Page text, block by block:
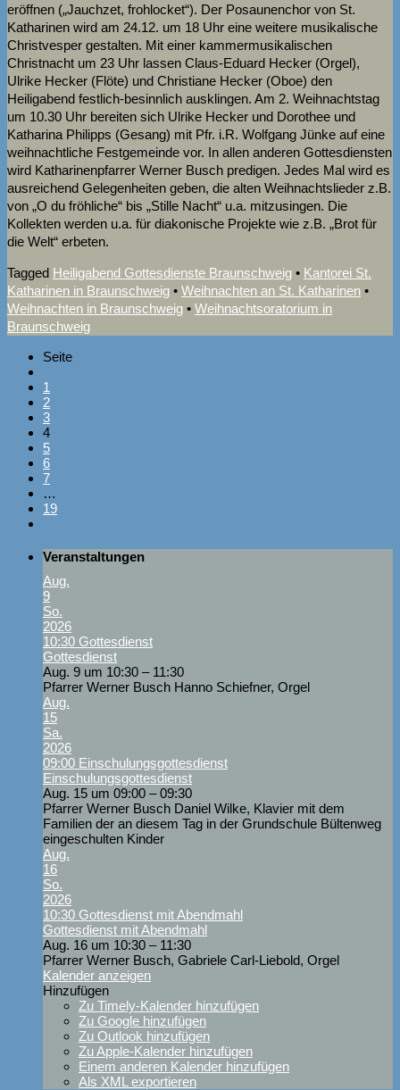
eröffnen („Jauchzet, frohlocket“). Der Posaunenchor von St.
Katharinen wird am 24.12. um 18 Uhr eine weitere musikalische
Christvesper gestalten. Mit einer kammermusikalischen
Christnacht um 23 Uhr lassen Claus-Eduard Hecker (Orgel),
Ulrike Hecker (Flöte) und Christiane Hecker (Oboe) den
Heiligabend festlich-besinnlich ausklingen. Am 2. Weihnachtstag
um 10.30 Uhr bereiten sich Ulrike Hecker und Dorothee und
Katharina Philipps (Gesang) mit Pfr. i.R. Wolfgang Jünke auf eine
weihnachtliche Festgemeinde vor. In allen anderen Gottesdiensten
wird Katharinenpfarrer Werner Busch predigen. Jedes Mal wird es
ausreichend Gelegenheiten geben, die alten Weihnachtslieder z.B.
von „O du fröhliche“ bis „Stille Nacht“ u.a. mitzusingen. Die
Kollekten werden u.a. für diakonische Projekte wie z.B. „Brot für
die Welt“ erbeten.
Tagged Heiligabend Gottesdienste Braunschweig • Kantorei St.
Katharinen in Braunschweig • Weihnachten an St. Katharinen •
Weihnachten in Braunschweig • Weihnachtsoratorium in
Braunschweig
Seite
1
2
3
4
5
6
7
…
19
Veranstaltungen
Aug.
9
So.
2026
10:30 Gottesdienst
Gottesdienst
Aug. 9 um 10:30 – 11:30
Pfarrer Werner Busch Hanno Schiefner, Orgel
Aug.
15
Sa.
2026
09:00 Einschulungsgottesdienst
Einschulungsgottesdienst
Aug. 15 um 09:00 – 09:30
Pfarrer Werner Busch Daniel Wilke, Klavier mit dem
Familien der an diesem Tag in der Grundschule Bültenweg
eingeschulten Kinder
Aug.
16
So.
2026
10:30 Gottesdienst mit Abendmahl
Gottesdienst mit Abendmahl
Aug. 16 um 10:30 – 11:30
Pfarrer Werner Busch, Gabriele Carl-Liebold, Orgel
Kalender anzeigen
Hinzufügen
Zu Timely-Kalender hinzufügen
Zu Google hinzufügen
Zu Outlook hinzufügen
Zu Apple-Kalender hinzufügen
Einem anderen Kalender hinzufügen
Als XML exportieren